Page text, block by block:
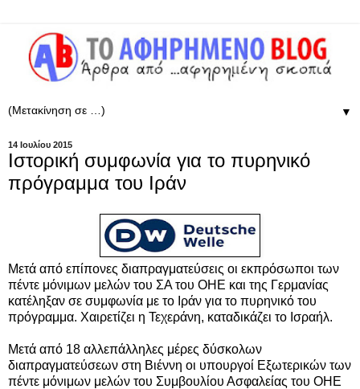
▼
14 Ιουλίου 2015
Ιστορική συμφωνία για το πυρηνικό
πρόγραμμα του Ιράν
Μετά από επίπονες διαπραγματεύσεις οι εκπρόσωποι των
πέντε μόνιμων μελών του ΣΑ του ΟΗΕ και της Γερμανίας
κατέληξαν σε συμφωνία με το Ιράν για το πυρηνικό του
πρόγραμμα. Χαιρετίζει η Τεχεράνη, καταδικάζει το Ισραήλ.
Μετά από 18 αλλεπάλληλες μέρες δύσκολων
διαπραγματεύσεων στη Βιέννη οι υπουργοί Εξωτερικών των
πέντε μόνιμων μελών του Συμβουλίου Ασφαλείας του ΟΗΕ